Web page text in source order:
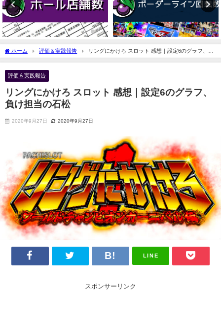
ホーム 評価＆実践報告
リングにかけろ スロット 感想｜設定6のグラフ、負
け担当の石松
評価＆実践報告
リングにかけろ スロット 感想｜設定6のグラフ、
負け担当の石松
2020年9月27日 2020年9月27日
LINE
スポンサーリンク